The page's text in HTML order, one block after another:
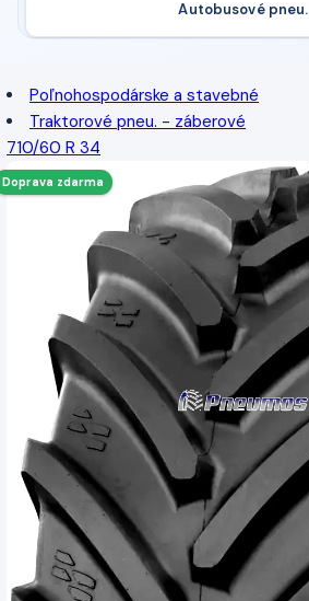
Autobusové pneu.
Poľnohospodárske a stavebné
Traktorové pneu. - záberové
710/60 R 34
Doprava zdarma